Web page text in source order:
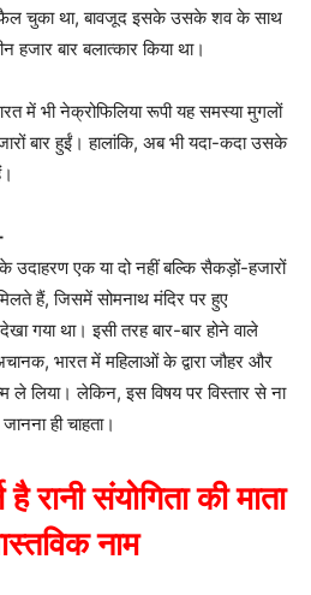
फैल चुका था, बावजूद इसके उसके शव के साथ
बार बलात्कार किया था।
में भी नेक्रोफिलिया रूपी यह समस्या मुगलों
बार हुईं। हालांकि, अब भी यदा-कदा उसके
उदाहरण एक या दो नहीं बल्कि सैकड़ों-हजारों
हैं, जिसमें सोमनाथ मंदिर पर हुए
था। इसी तरह बार-बार होने वाले
भारत में महिलाओं के द्वारा जौहर और
ले लिया। लेकिन, इस विषय पर विस्तार से ना
ही चाहता।
रानी संयोगिता की माता
नाम